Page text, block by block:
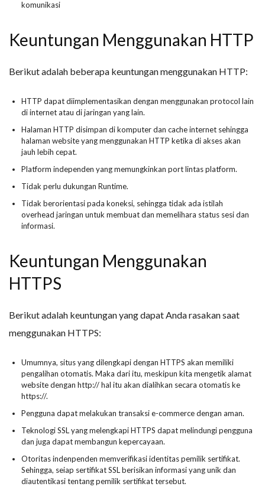
komunikasi
Keuntungan Menggunakan HTTP
Berikut adalah beberapa keuntungan menggunakan HTTP:
HTTP dapat diimplementasikan dengan menggunakan protocol lain
di internet atau di jaringan yang lain.
Halaman HTTP disimpan di komputer dan cache internet sehingga
halaman website yang menggunakan HTTP ketika di akses akan
jauh lebih cepat.
Platform independen yang memungkinkan port lintas platform.
Tidak perlu dukungan Runtime.
Tidak berorientasi pada koneksi, sehingga tidak ada istilah
overhead jaringan untuk membuat dan memelihara status sesi dan
informasi.
Keuntungan Menggunakan
HTTPS
Berikut adalah keuntungan yang dapat Anda rasakan saat
menggunakan HTTPS:
Umumnya, situs yang dilengkapi dengan HTTPS akan memiliki
pengalihan otomatis. Maka dari itu, meskipun kita mengetik alamat
website dengan http:// hal itu akan dialihkan secara otomatis ke
https://.
Pengguna dapat melakukan transaksi e-commerce dengan aman.
Teknologi SSL yang melengkapi HTTPS dapat melindungi pengguna
dan juga dapat membangun kepercayaan.
Otoritas indenpenden memverifikasi identitas pemilik sertifikat.
Sehingga, seiap sertifikat SSL berisikan informasi yang unik dan
diautentikasi tentang pemilik sertifikat tersebut.